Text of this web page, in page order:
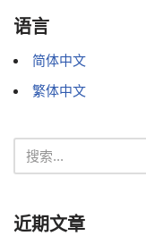
语言
简体中文
繁体中文
近期文章